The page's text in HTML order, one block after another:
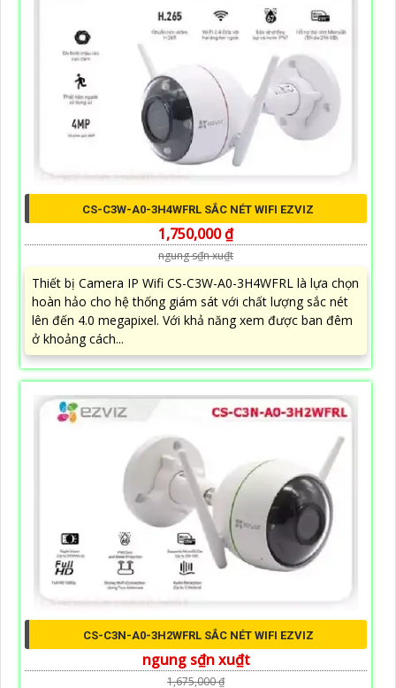
CS-C3W-A0-3H4WFRL SẮC NÉT WIFI EZVIZ
1,750,000 ₫
ngung s₫n xu₫t
Thiết bị Camera IP Wifi CS-C3W-A0-3H4WFRL là lựa chọn
hoàn hảo cho hệ thống giám sát với chất lượng sắc nét
lên đến 4.0 megapixel. Với khả năng xem được ban đêm
ở khoảng cách...
CS-C3N-A0-3H2WFRL SẮC NÉT WIFI EZVIZ
ngung s₫n xu₫t
1,675,000 ₫